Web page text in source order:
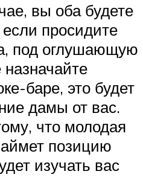
вы оба будете
если просидите
под оглушающую
баре, это будет
дамы от вас.
что молодая
позицию
изучать вас